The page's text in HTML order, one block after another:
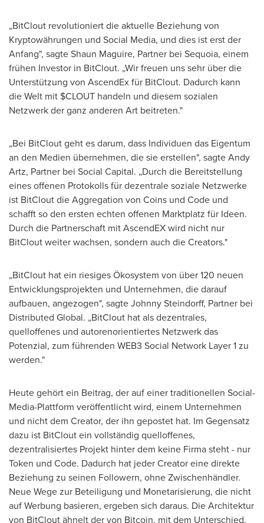
„BitClout revolutioniert die aktuelle Beziehung von
Kryptowährungen und Social Media, und dies ist erst der
Anfang", sagteShaun Maguire, Partner bei Sequoia, einem
frühen Investor in BitClout. „Wir freuen uns sehr über die
Unterstützung von AscendEx für BitClout. Dadurch kann
die Welt mit $CLOUT handeln und diesem sozialen
Netzwerk der ganz anderen Art beitreten."
„Bei BitClout geht es darum, dass Individuen das Eigentum
an den Medien übernehmen, die sie erstellen", sagteAndy
Artz, Partner bei Social Capital. „Durch die Bereitstellung
eines offenen Protokolls für dezentrale soziale Netzwerke
ist BitClout die Aggregation von Coins und Code und
schafft so den ersten echten offenen Marktplatz für Ideen.
Durch die Partnerschaft mit AscendEX wird nicht nur
BitClout weiter wachsen, sondern auch die Creators."
„BitClout hat ein riesiges Ökosystem von über 120 neuen
Entwicklungsprojekten und Unternehmen, die darauf
aufbauen, angezogen", sagteJohnny Steindorff, Partner bei
Distributed Global. „BitClout hat als dezentrales,
quelloffenes und autorenorientiertes Netzwerk das
Potenzial, zum führenden WEB3 Social Network Layer 1 zu
werden."
Heute gehört ein Beitrag, der auf einer traditionellen Social-
Media-Plattform veröffentlicht wird, einem Unternehmen
und nicht dem Creator, der ihn gepostet hat. Im Gegensatz
dazu ist BitClout ein vollständig quelloffenes,
dezentralisiertes Projekt hinter dem keine Firma steht - nur
Token und Code. Dadurch hat jeder Creator eine direkte
Beziehung zu seinen Followern, ohne Zwischenhändler.
Neue Wegezur Beteiligung und Monetarisierung, die nicht
auf Werbung basieren, ergeben sich daraus. Die Architektur
von BitClout ähnelt der von Bitcoin, mit dem Unterschied,